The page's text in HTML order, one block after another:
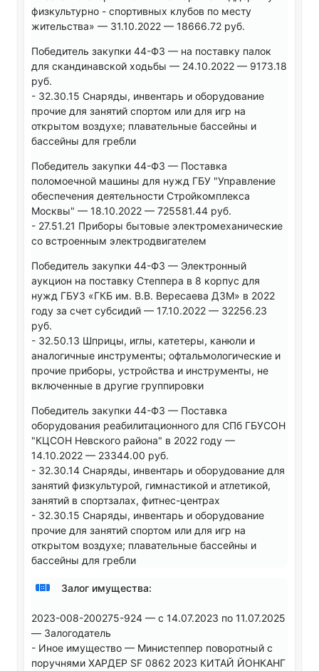
физкультурно - спортивных клубов по месту
жительства» — 31.10.2022 — 18666.72 руб.
Победитель закупки 44-ФЗ — на поставку палок
для скандинавской ходьбы — 24.10.2022 — 9173.18
руб.
- 32.30.15 Снаряды, инвентарь и оборудование
прочие для занятий спортом или для игр на
открытом воздухе; плавательные бассейны и
бассейны для гребли
Победитель закупки 44-ФЗ — Поставка
поломоечной машины для нужд ГБУ "Управление
обеспечения деятельности Стройкомплекса
Москвы" — 18.10.2022 — 725581.44 руб.
- 27.51.21 Приборы бытовые электромеханические
со встроенным электродвигателем
Победитель закупки 44-ФЗ — Электронный
аукцион на поставку Степпера в 8 корпус для
нужд ГБУЗ «ГКБ им. В.В. Вересаева ДЗМ» в 2022
году за счет субсидий — 17.10.2022 — 32256.23
руб.
- 32.50.13 Шприцы, иглы, катетеры, канюли и
аналогичные инструменты; офтальмологические и
прочие приборы, устройства и инструменты, не
включенные в другие группировки
Победитель закупки 44-ФЗ — Поставка
оборудования реабилитационного для СПб ГБУСОН
"КЦСОН Невского района" в 2022 году —
14.10.2022 — 23344.00 руб.
- 32.30.14 Снаряды, инвентарь и оборудование для
занятий физкультурой, гимнастикой и атлетикой,
занятий в спортзалах, фитнес-центрах
- 32.30.15 Снаряды, инвентарь и оборудование
прочие для занятий спортом или для игр на
открытом воздухе; плавательные бассейны и
бассейны для гребли
Залог имущества:
2023-008-200275-924 — с 14.07.2023 по 11.07.2025
— Залогодатель
- Иное имущество — Министеппер поворотный с
поручнями ХАРДЕР SF 0862 2023 КИТАЙ ЙОНКАНГ